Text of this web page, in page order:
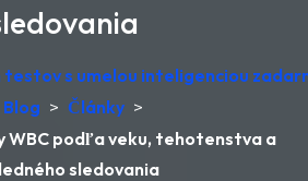
s umelou inteligenciou
Blog > Články >
WBC podľa veku, tehotenstva a
sledovania